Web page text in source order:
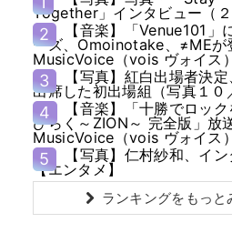
Together」インタビュー（２
2
【音楽】「Venue101」
ーズ、Omoinotake、≠MEが
MusicVoice（vois ヴォイス）
3
【写真】紅白出場者決
出席した初出場組（写真１０
4
【音楽】「十勝でロッ
ひらく～ZION～ 完全版」放
MusicVoice（vois ヴォイス）
5
【写真】仁村紗和、イ
【エンタメ】
ランキングをもっと